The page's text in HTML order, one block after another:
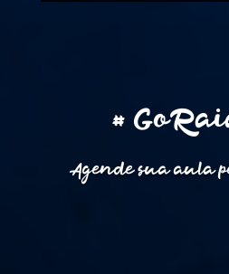
#
Agende sua aula